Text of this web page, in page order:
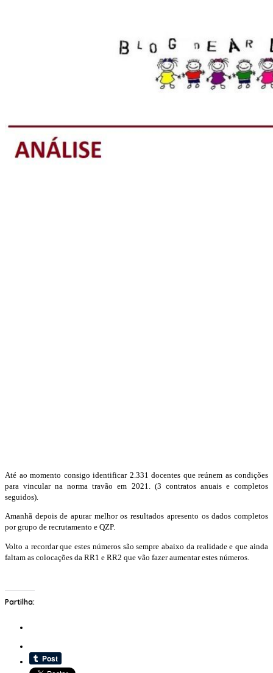
Até ao momento consigo identificar 2.331 docentes que reúnem as condições
para vincular na norma travão em 2021. (3 contratos anuais e completos
seguidos).
Amanhã depois de apurar melhor os resultados apresento os dados completos
por grupo de recrutamento e QZP.
Volto a recordar que estes números são sempre abaixo da realidade e que ainda
faltam as colocações da RR1 e RR2 que vão fazer aumentar estes números.
Partilha: